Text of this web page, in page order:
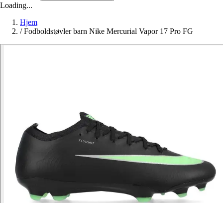
Loading...
Hjem
/ Fodboldstøvler barn Nike Mercurial Vapor 17 Pro FG